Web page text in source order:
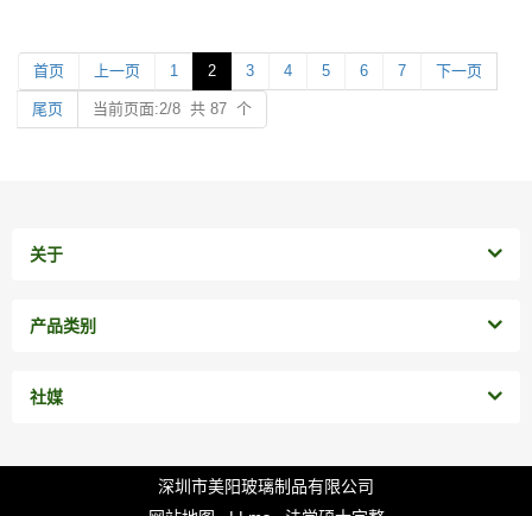
首页 上一页 1 2 3 4 5 6 7 下一页
尾页 当前页面:2/8 共 87 个
关于
产品类别
社媒
深圳市美阳玻璃制品有限公司